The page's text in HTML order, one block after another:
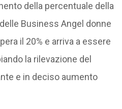
della percentuale della
Business Angel donne
il 20% e arriva a essere
la rilevazione del
e in deciso aumento